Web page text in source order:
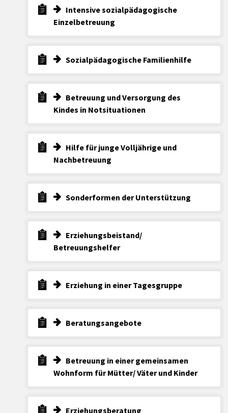
Intensive sozialpädagogische
Einzelbetreuung
Sozialpädagogische Familienhilfe
Betreuung und Versorgung des
Kindes in Notsituationen
Hilfe für junge Volljährige und
Nachbetreuung
Sonderformen der Unterstützung
Erziehungsbeistand/
Betreuungshelfer
Erziehung in einer Tagesgruppe
Beratungsangebote
Betreuung in einer gemeinsamen
Wohnform für Mütter/ Väter und Kinder
Erziehungsberatung